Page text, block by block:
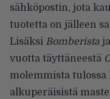
sähköpostin, jota
tuotetta on jälleen
Lisäksi Bomberista
vuotta täyttäneestä
molemmista tulossa
alkuperäisistä